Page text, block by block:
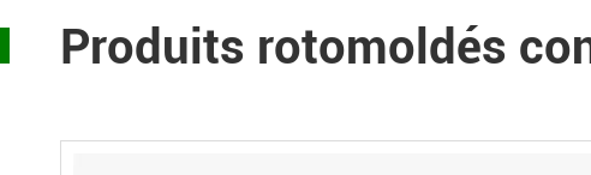
Produits rotomoldés